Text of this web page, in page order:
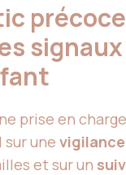
prise en
sur une
et sur un